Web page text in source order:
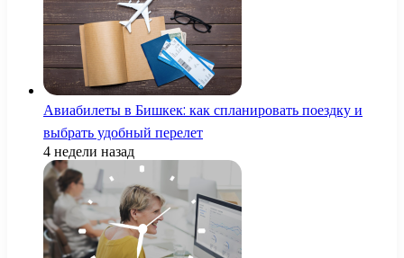
Авиабилеты в Бишкек: как спланировать поездку и
выбрать удобный перелет
4 недели назад